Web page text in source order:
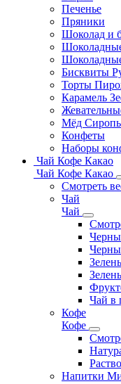
Печенье
Пряники
Шоколад и
Бисквиты
Торты
Карамель
Мёд
Конфеты
Наборы
Чай Кофе Какао
Чай Кофе Какао
Смотреть
Чай
Чай
Чай в
Кофе
Кофе
Напитки